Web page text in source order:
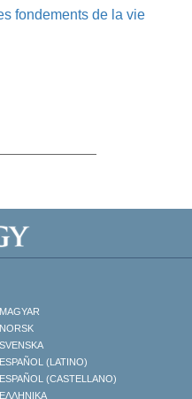
fondements de la vie
MAGYAR
NORSK
SVENSKA
ESPAÑOL (LATINO)
ESPAÑOL (CASTELLANO)
ΕΛΛΗΝΙΚA